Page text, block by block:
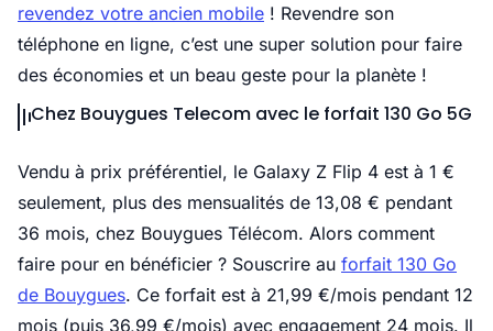
revendez votre ancien mobile ! Revendre son
téléphone en ligne, c’est une super solution pour faire
des économies et un beau geste pour la planète !
Chez Bouygues Telecom avec le forfait 130 Go 5G
Vendu à prix préférentiel, le Galaxy Z Flip 4 est à 1 €
seulement, plus des mensualités de 13,08 € pendant
36 mois, chez Bouygues Télécom. Alors comment
faire pour en bénéficier ? Souscrire au forfait 130 Go
de Bouygues. Ce forfait est à 21,99 €/mois pendant 12
mois (puis 36,99 €/mois) avec engagement 24 mois. Il